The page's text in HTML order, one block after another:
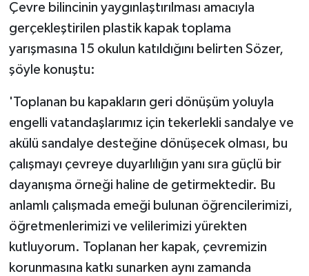
Çevre bilincinin yaygınlaştırılması amacıyla
gerçekleştirilen plastik kapak toplama
yarışmasına 15 okulun katıldığını belirten Sözer,
şöyle konuştu:
'Toplanan bu kapakların geri dönüşüm yoluyla
engelli vatandaşlarımız için tekerlekli sandalye ve
akülü sandalye desteğine dönüşecek olması, bu
çalışmayı çevreye duyarlılığın yanı sıra güçlü bir
dayanışma örneği haline de getirmektedir. Bu
anlamlı çalışmada emeği bulunan öğrencilerimizi,
öğretmenlerimizi ve velilerimizi yürekten
kutluyorum. Toplanan her kapak, çevremizin
korunmasına katkı sunarken aynı zamanda